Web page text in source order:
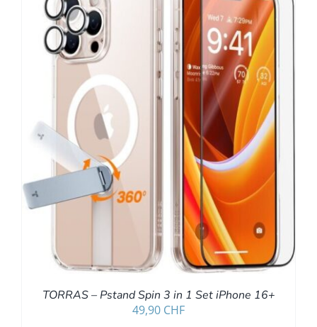
TORRAS – Pstand Spin 3 in 1 Set iPhone 16+
49,90 CHF